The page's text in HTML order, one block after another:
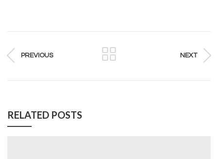
PREVIOUS NEXT
RELATED POSTS